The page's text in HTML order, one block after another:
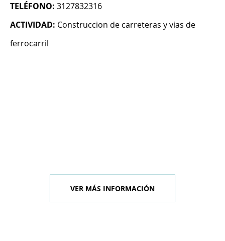
TELÉFONO: 3127832316
ACTIVIDAD: Construccion de carreteras y vias de
ferrocarril
VER MÁS INFORMACIÓN